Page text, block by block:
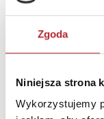
Zgoda
Niniejsza strona
Wykorzystujemy
Producent